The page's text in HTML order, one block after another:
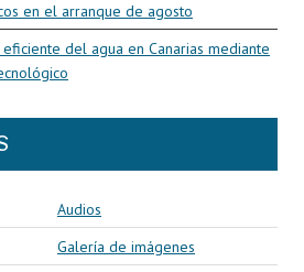
en el arranque de agosto
del agua en Canarias mediante
Audios
Galería de imágenes